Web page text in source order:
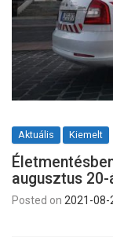
Aktuális Kiemelt
augusztus 20-
Posted on 2021-08-